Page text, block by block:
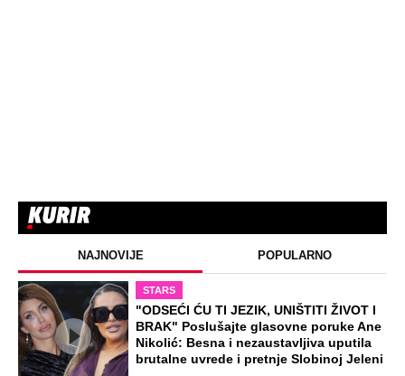
NAJNOVIJE POPULARNO
STARS
"ODSEĆI ĆU TI JEZIK, UNIŠTITI ŽIVOT I
BRAK" Poslušajte glasovne poruke Ane
Nikolić: Besna i nezaustavljiva uputila
brutalne uvrede i pretnje Slobinoj Jeleni